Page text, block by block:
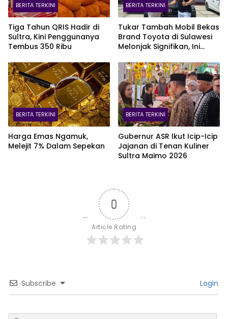
BERITA TERKINI
Tiga Tahun QRIS Hadir di
Sultra, Kini Penggunanya
Tembus 350 Ribu
BERITA TERKINI
Tukar Tambah Mobil Bekas
Brand Toyota di Sulawesi
Melonjak Signifikan, Ini
BERITA TERKINI
Harga Emas Ngamuk,
Melejit 7% Dalam Sepekan
BERITA TERKINI
Gubernur ASR Ikut Icip-Icip
Jajanan di Tenan Kuliner
Sultra Maimo 2026
0
Article Rating
Subscribe Login